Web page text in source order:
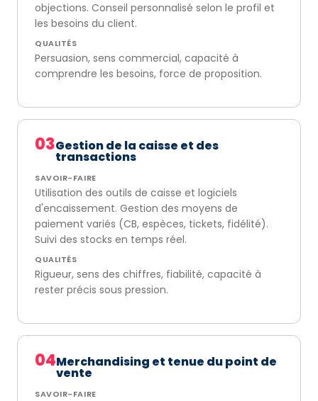
objections. Conseil personnalisé selon le profil et
les besoins du client.
QUALITÉS
Persuasion, sens commercial, capacité à
comprendre les besoins, force de proposition.
03Gestion de la caisse et des
transactions
SAVOIR-FAIRE
Utilisation des outils de caisse et logiciels
d'encaissement. Gestion des moyens de
paiement variés (CB, espèces, tickets, fidélité).
Suivi des stocks en temps réel.
QUALITÉS
Rigueur, sens des chiffres, fiabilité, capacité à
rester précis sous pression.
04Merchandising et tenue du point de
vente
SAVOIR-FAIRE